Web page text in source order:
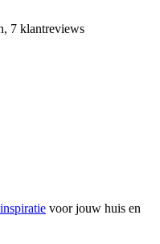
7 klantreviews
voor jouw huis en